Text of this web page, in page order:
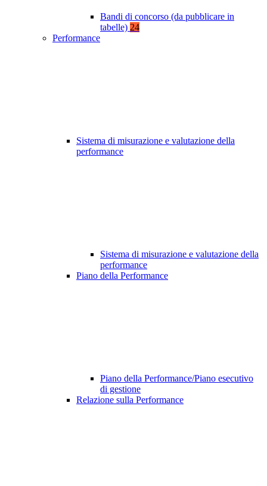
Bandi di concorso (da pubblicare in
tabelle) 24
Performance
Sistema di misurazione e valutazione della
performance
Sistema di misurazione e valutazione della
performance
Piano della Performance
Piano della Performance/Piano esecutivo
di gestione
Relazione sulla Performance